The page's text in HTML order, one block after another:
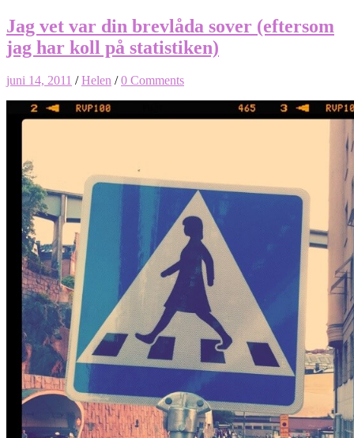
Jag vet var din brevlåda sover (eftersom
jag har koll på statistiken)
juni 14, 2011 /Helen /0 Comments